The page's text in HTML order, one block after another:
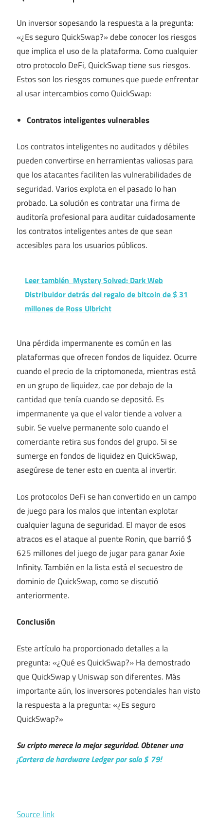
Un inversor sopesando la respuesta a la pregunta:
«¿Es seguro QuickSwap?» debe conocer los riesgos
que implica el uso de la plataforma. Como cualquier
otro protocolo DeFi, QuickSwap tiene sus riesgos.
Estos son los riesgos comunes que puede enfrentar
al usar intercambios como QuickSwap:
Contratos inteligentes vulnerables
Los contratos inteligentes no auditados y débiles
pueden convertirse en herramientas valiosas para
que los atacantes faciliten las vulnerabilidades de
seguridad. Variosexplotaen el pasado lo han
probado. La solución es contratar una firma de
auditoría profesional para auditar cuidadosamente
los contratos inteligentes antes de que sean
accesibles para los usuarios públicos.
Leer también Mystery Solved: Dark Web
Distribuidor detrás del regalo de bitcoin de $ 31
millones de Ross Ulbricht
Una pérdida impermanente es común en las
plataformas que ofrecen fondos de liquidez. Ocurre
cuando el precio de la criptomoneda, mientras está
en un grupo de liquidez, cae por debajo de la
cantidad que tenía cuando se depositó. Es
impermanente ya que el valor tiende a volver a
subir. Se vuelve permanente solo cuando el
comerciante retira sus fondos del grupo. Si se
sumerge en fondos de liquidez en QuickSwap,
asegúrese de tener esto en cuenta al invertir.
Los protocolos DeFi se han convertido en un campo
de juego para los malos que intentan explotar
cualquier laguna de seguridad. El mayor de esos
atracos es el ataque al puente Ronin, que barrió $
625 millonesdel juego de jugar para ganar Axie
Infinity. También en la lista está el secuestro de
dominio de QuickSwap, como se discutió
anteriormente.
Conclusión
Este artículo ha proporcionado detalles a la
pregunta: «¿Qué es QuickSwap?» Ha demostrado
que QuickSwap y Uniswap son diferentes. Más
importante aún, los inversores potenciales han visto
la respuesta a la pregunta: «¿Es seguro
QuickSwap?»
Su cripto merece la mejor seguridad. Obtener una
¡Cartera de hardware Ledger por solo $ 79!
Source link